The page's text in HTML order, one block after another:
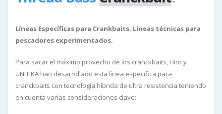
Líneas Específicas para Crankbaits. Líneas técnicas para
pescadores experimentados.
Para sacar el máximo provecho de los cranckbaits, Hiro y
UNITIKA han desarrollado esta línea especifica para
cranckbaits con tecnología híbrida de ultra resistencia teniendo
en cuenta varias consideraciones clave: